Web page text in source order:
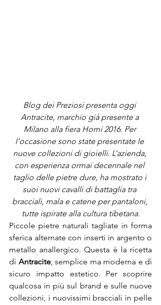
Blog dei Preziosi presenta oggi
Antracite, marchio già presente a
Milano alla fiera Homi 2016. Per
l’occasione sono state presentate le
nuove collezioni di gioielli. L’azienda,
con esperienza ormai decennale nel
taglio delle pietre dure, ha mostrato i
suoi nuovi cavalli di battaglia tra
bracciali, mala e catene per pantaloni,
tutte ispirate alla cultura tibetana.
Piccole pietre naturali tagliate in forma
sferica alternate con inserti in argento o
metallo anallergico. Questa è la ricetta
di Antracite, semplice ma moderna e di
sicuro impatto estetico. Per scoprire
qualcosa in più sul brand e sulle nuove
collezioni, i nuovissimi bracciali in pelle